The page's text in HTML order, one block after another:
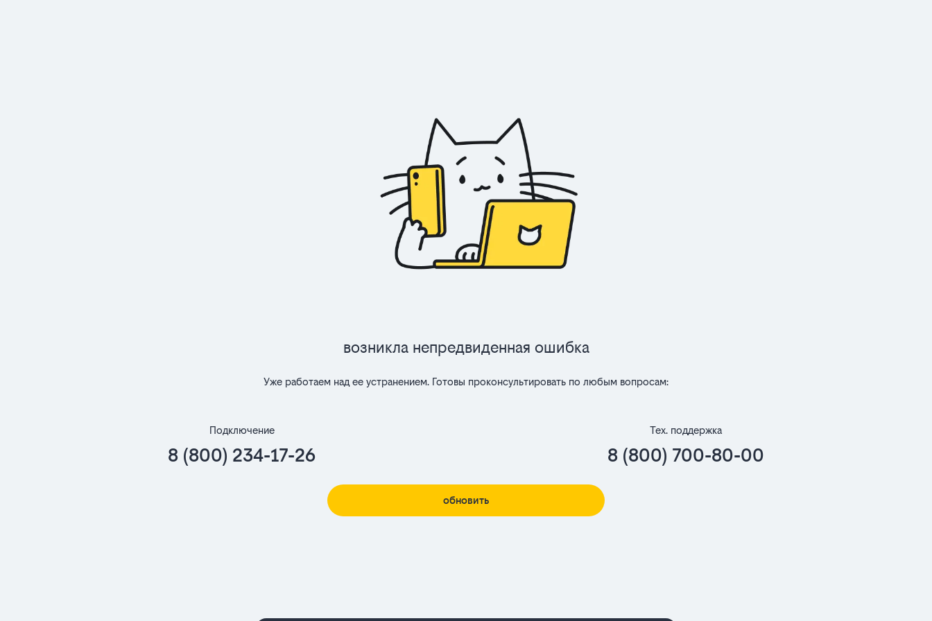
Возникла непредвиденная ошибка
Уже работаем над ее устранением. Готовы проконсультировать по любым вопросам:
Подключение
8 (800) 234-17-26
Тех. поддержка
8 (800) 700-80-00
обновить